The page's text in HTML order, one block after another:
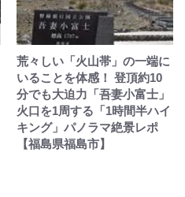
荒々しい「火山帯」の一端に
いることを体感！ 登頂約10
分でも大迫力「吾妻小富士」
火口を1周する「1時間半ハイ
キング」パノラマ絶景レポ
【福島県福島市】